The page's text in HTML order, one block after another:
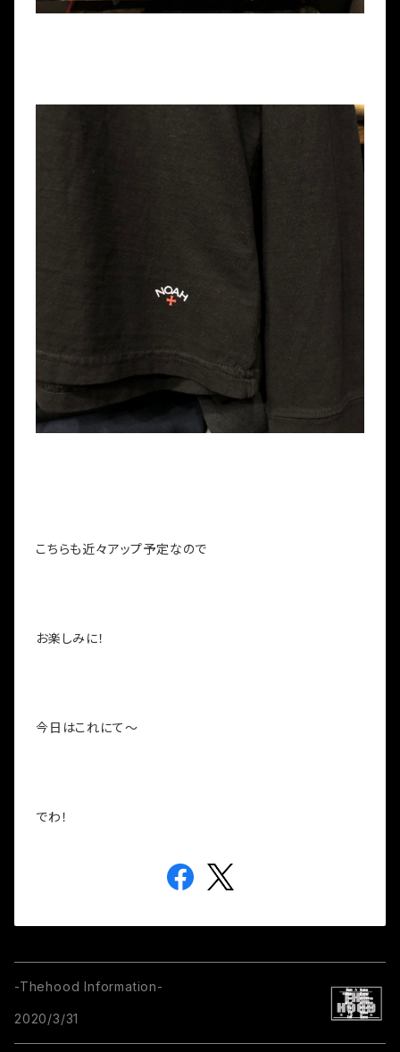
こちらも近々アップ予定なので
お楽しみに！
今日はこれにて～
でわ！
-Thehood Information-
2020/3/31